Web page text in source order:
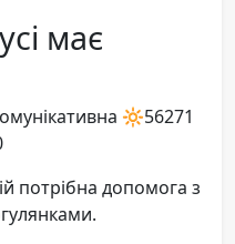
має
🔆56271
потрібна допомога з